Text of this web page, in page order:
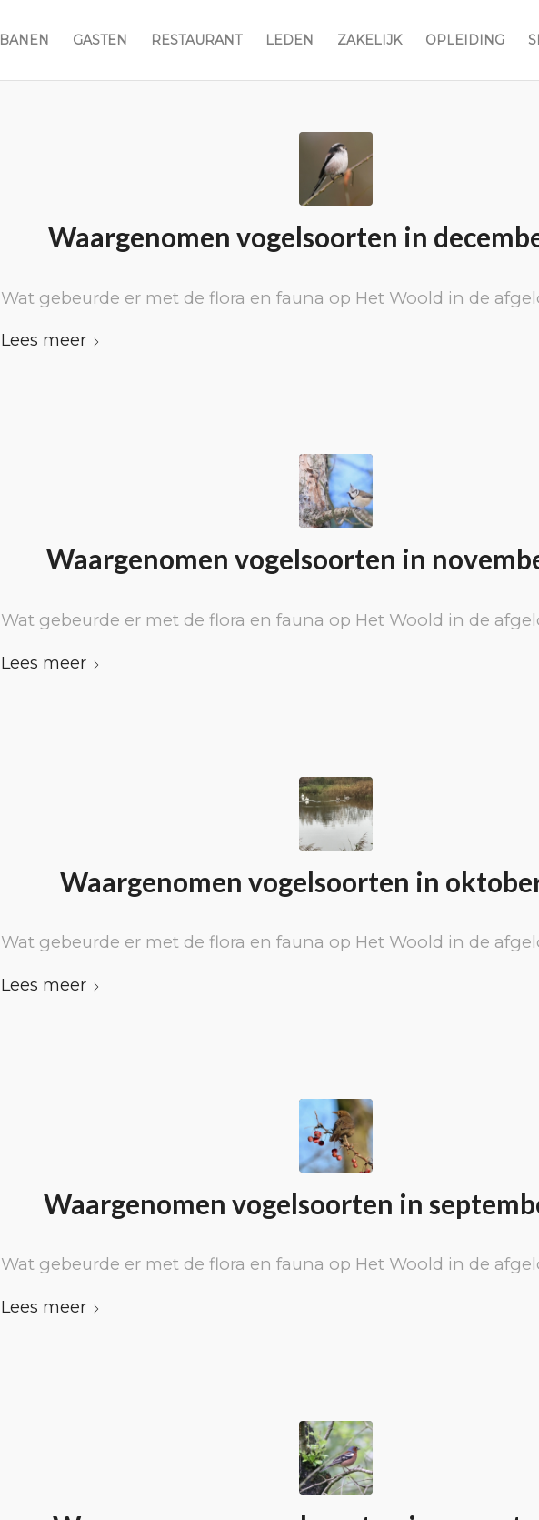
BANEN GASTEN RESTAURANT LEDEN ZAKELIJK OPLEIDING
Waargenomen vogelsoorten in
Wat gebeurde er met de flora en fauna op Het Woold in de
Lees meer
Waargenomen vogelsoorten in
Wat gebeurde er met de flora en fauna op Het Woold in de
Lees meer
Waargenomen vogelsoorten in
Wat gebeurde er met de flora en fauna op Het Woold in de
Lees meer
Waargenomen vogelsoorten in
Wat gebeurde er met de flora en fauna op Het Woold in de
Lees meer